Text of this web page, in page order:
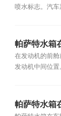
喷水标志。汽车
帕萨特水箱
在发动机的前
发动机中间位
帕萨特水箱